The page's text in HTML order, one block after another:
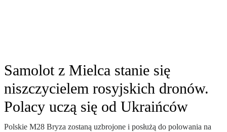
Samolot z Mielca stanie się
niszczycielem rosyjskich dronów.
Polacy uczą się od Ukraińców
Polskie M28 Bryza zostaną uzbrojone i posłużą do polowania na